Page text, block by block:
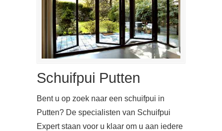
Schuifpui Putten
Bent u op zoek naar een schuifpui in
Putten? De specialisten van Schuifpui
Expert staan voor u klaar om u aan iedere